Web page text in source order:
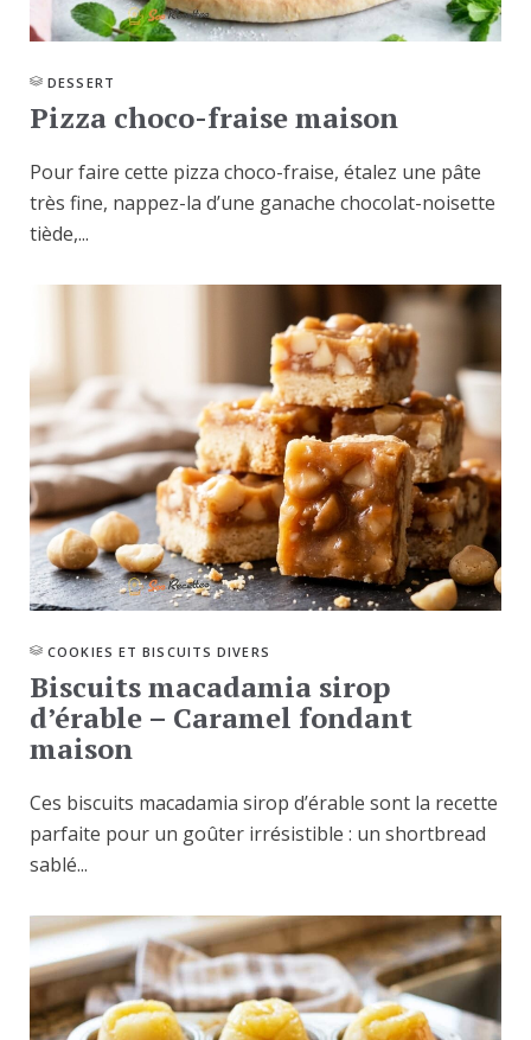
DESSERT
Pizza choco-fraise maison
Pour faire cette pizza choco-fraise, étalez une pâte
très fine, nappez-la d’une ganache chocolat-noisette
tiède,...
COOKIES ET BISCUITS DIVERS
Biscuits macadamia sirop
d’érable – Caramel fondant
maison
Ces biscuits macadamia sirop d’érable sont la recette
parfaite pour un goûter irrésistible : un shortbread
sablé...